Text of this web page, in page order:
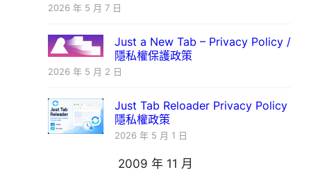
2026 年 5 月 7 日
Just a New Tab – Privacy Policy /
隱私權保護政策
2026 年 5 月 2 日
Just Tab Reloader Privacy Policy
隱私權政策
2026 年 5 月 1 日
2009 年 11 月